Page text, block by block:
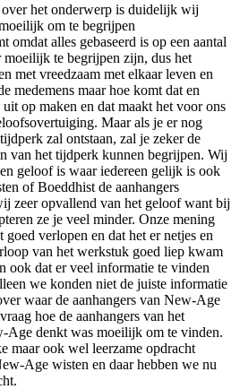
het onderwerp is duidelijk wij
om te begrijpen
alles gebaseerd is op een aantal
moeilijk te begrijpen zijn, dus het
met vreedzaam met elkaar leven en
medemens maar hoe komt dat en
op maken en dat maakt het voor ons
Maar als je er nog
zal ontstaan, zal je zeker de
van het tijdperk kunnen begrijpen. Wij
geloof is waar iedereen gelijk is ook
of Boeddhist de aanhangers
zeer opvallend van het geloof want bij
ze je veel minder. Onze mening
verlopen en dat het er netjes en
van het werkstuk goed liep kwam
ook dat er veel informatie te vinden
we konden niet de juiste informatie
waar de aanhangers van New-Age
hoe de aanhangers van het
denkt was moeilijk om te vinden.
maar ook wel leerzame opdracht
Age wisten en daar hebben we nu